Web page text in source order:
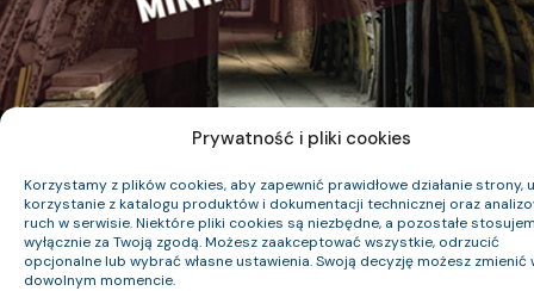
Prywatność i pliki cookies
Korzystamy z plików cookies, aby zapewnić prawidłowe działanie strony,
korzystanie z katalogu produktów i dokumentacji technicznej oraz
ruch w serwisie. Niektóre pliki cookies są niezbędne, a pozostałe
wyłącznie za Twoją zgodą. Możesz zaakceptować wszystkie, odrzucić
opcjonalne lub wybrać własne ustawienia. Swoją decyzję możesz zmienić
dowolnym momencie.